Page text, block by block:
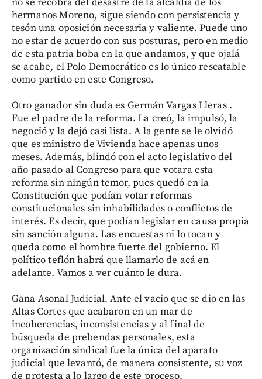
hermanos Moreno, sigue siendo con persistencia y
tesón una oposición necesaria y valiente. Puede uno
no estar de acuerdo con sus posturas, pero en medio
de esta patria boba en la que andamos, y que ojalá
se acabe, el Polo Democrático es lo único rescatable
como partido en este Congreso.
Otro ganador sin duda es Germán Vargas Lleras .
Fue el padre de la reforma. La creó, la impulsó, la
negoció y la dejó casi lista. A la gente se le olvidó
que es ministro de Vivienda hace apenas unos
meses. Además, blindó con el acto legislativo del
año pasado al Congreso para que votara esta
reforma sin ningún temor, pues quedó en la
Constitución que podían votar reformas
constitucionales sin inhabilidades o conflictos de
interés. Es decir, que podían legislar en causa propia
sin sanción alguna. Las encuestas ni lo tocan y
queda como el hombre fuerte del gobierno. El
político teflón habrá que llamarlo de acá en
adelante. Vamos a ver cuánto le dura.
Gana Asonal Judicial. Ante el vacío que se dio en las
Altas Cortes que acabaron en un mar de
incoherencias, inconsistencias y al final de
búsqueda de prebendas personales, esta
organización sindical fue la única del aparato
judicial que levantó, de manera consistente, su voz
de protesta a lo largo de este proceso.